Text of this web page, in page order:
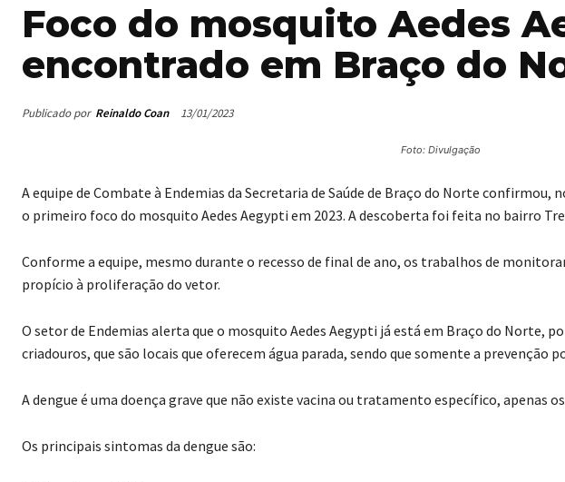
Foco do mosquito Aedes
encontrado em Braço do
Publicado por Reinaldo Coan 13/01/2023
Foto: Divulgação
A equipe de Combate à Endemias da Secretaria de Saúde de Braço do Norte
o primeiro foco do mosquito Aedes Aegypti em 2023. A descoberta foi feita no bairro
Conforme a equipe, mesmo durante o recesso de final de ano, os trabalhos de
propício à proliferação do vetor.
O setor de Endemias alerta que o mosquito Aedes Aegypti já está em Braço do Norte,
criadouros, que são locais que oferecem água parada, sendo que somente a prevenção
A dengue é uma doença grave que não existe vacina ou tratamento específico, apenas
Os principais sintomas da dengue são: